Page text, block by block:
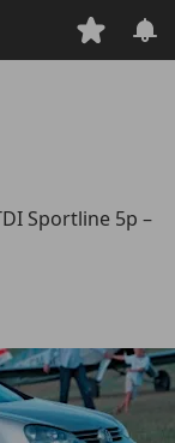
Sportline 5p –